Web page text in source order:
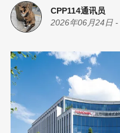
CPP114通讯员
2026年06月24日 -